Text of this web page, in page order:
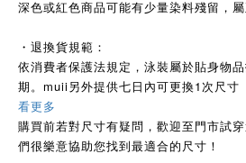
深色或紅色商品可能有少量染料殘留，屬
・退換貨規範：
依消費者保護法規定，泳裝屬於貼身物
期。muii另外提供七日內可更換1次尺寸
看更多
購買前若對尺寸有疑問，歡迎至門市試
們很樂意協助您找到最適合的尺寸！